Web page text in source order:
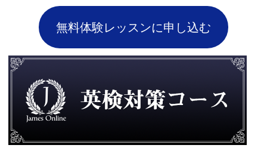
無料体験レッスンに申し込む